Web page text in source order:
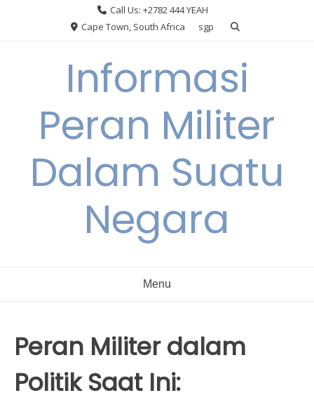
Call Us: +2782 444 YEAH
Cape Town, South Africa
sgp
Informasi
Peran Militer
Dalam Suatu
Negara
Menu
Peran Militer dalam
Politik Saat Ini: